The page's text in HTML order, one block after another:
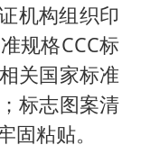
机构组织印
规格CCC标
关国家标准
标志图案清
固粘贴。